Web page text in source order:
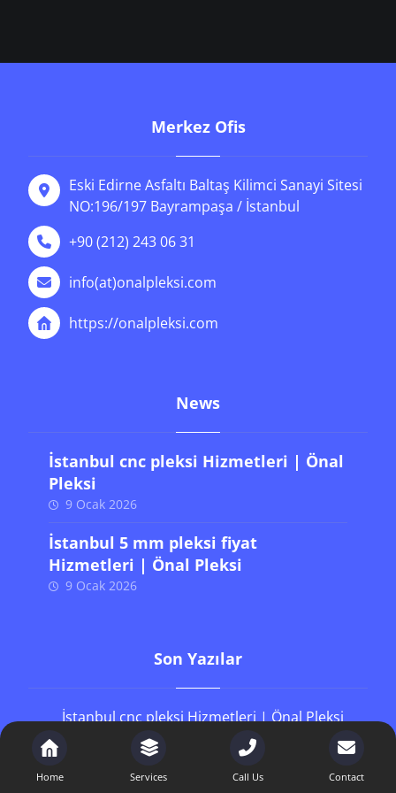
Merkez Ofis
Eski Edirne Asfaltı Baltaş Kilimci Sanayi Sitesi
NO:196/197 Bayrampaşa / İstanbul
+90 (212) 243 06 31
info(at)onalpleksi.com
https://onalpleksi.com
News
İstanbul cnc pleksi Hizmetleri | Önal
Pleksi
9 Ocak 2026
İstanbul 5 mm pleksi fiyat
Hizmetleri | Önal Pleksi
9 Ocak 2026
Son Yazılar
İstanbul cnc pleksi Hizmetleri | Önal Pleksi
İstanbul 5 mm pleksi fiyat Hizmetleri | Önal Pleksi
İstanbul pleksi gözlük standı Hizmetleri | Önal
Home Services Call Us Contact